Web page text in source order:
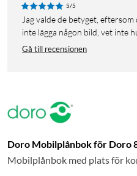
5/5
Jag valde de betyget, eftersom det inte fanns något högre. Kan
inte lägga någon bild, vet inte
Gå till recensionen
Doro Mobilplånbok för Doro
Mobilplånbok med plats för